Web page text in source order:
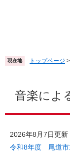
頭
で
飛
ば
現在地 トップページ >
音楽によ
2026年8月7日更新
令和8年度 尾道市